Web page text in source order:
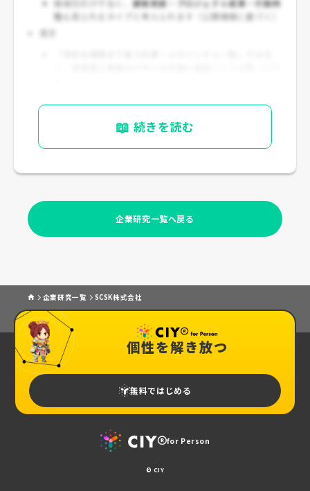
技術力だけでなく、顧客貢献・プロジェクト成果・行動特
性も見られるタイプと考えられます（公開情報に基づく）
見方
📖 続きを読む
企業研究一覧へ戻る
企業研究一覧 SCSK株式会社
個性を解き放つ
無料ではじめる
for Person
© CIY